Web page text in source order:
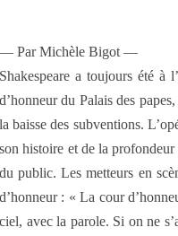
— Par Michèle Bigot —
Shakespeare a toujours été à
d’honneur du Palais des
la baisse des subventions.
son histoire et de la profondeur
du public. Les metteurs en
d’honneur : « La cour
ciel, avec la parole. Si on ne